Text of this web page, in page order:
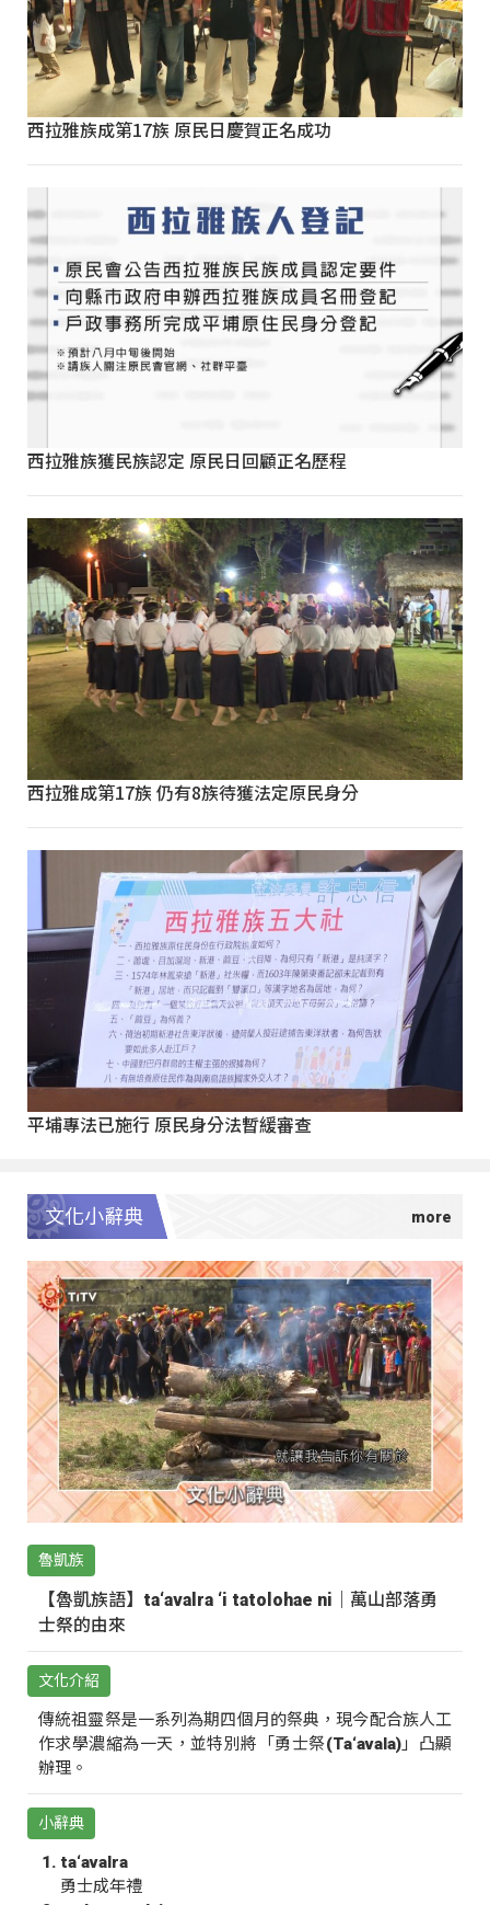
西拉雅族成第17族 原民日慶賀正名成功
西拉雅族獲民族認定 原民日回顧正名歷程
西拉雅成第17族 仍有8族待獲法定原民身分
平埔專法已施行 原民身分法暫緩審查
文化小辭典
魯凱族
【魯凱族語】ta‘avalra ‘i tatolohae ni｜萬山部落勇
士祭的由來
文化介紹
傳統祖靈祭是一系列為期四個月的祭典，現今配合族人工
作求學濃縮為一天，並特別將「勇士祭(Ta‘avala)」凸顯
辦理。
小辭典
ta‘avalra
勇士成年禮